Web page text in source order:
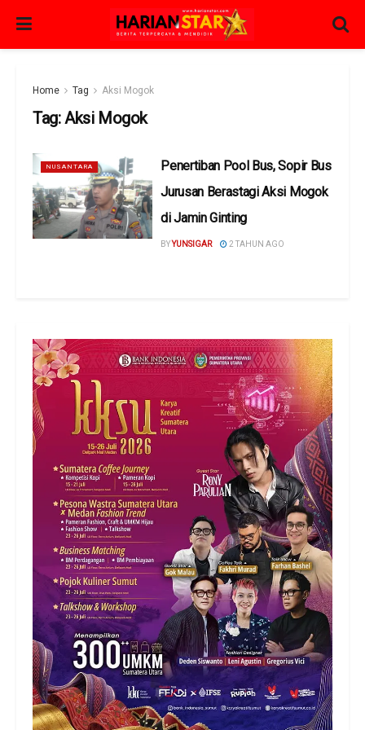
Home Tag Aksi Mogok
Tag:Aksi Mogok
NUSANTARA
Penertiban Pool Bus, Sopir Bus
Jurusan Berastagi Aksi Mogok
di Jamin Ginting
BYYUNSIGAR 2 TAHUN AGO